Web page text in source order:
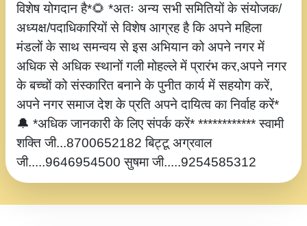
विशेष योगदान है*🌻 *अतः अन्य सभी समितियों के संयोजक/
अध्यक्ष/पदाधिकारियों से विशेष आग्रह है कि अपने महिला
मंडलों के साथ समन्वय से इस अभियान को अपने नगर में
अधिक से अधिक स्थानों गली मोहल्ले में प्रारंभ कर,अपने नगर
के बच्चों को संस्कारित बनाने के पुनीत कार्य में सहयोग करें,
अपने नगर समाज देश के प्रति अपने दायित्व का निर्वाह करें*
🔔 *अधिक जानकारी के लिए संपर्क करें* ************ स्वामी
शक्ति जी...8700652182 बिट्टू अग्रवाल
जी.....9646954500 सुषमा जी.....9254585312